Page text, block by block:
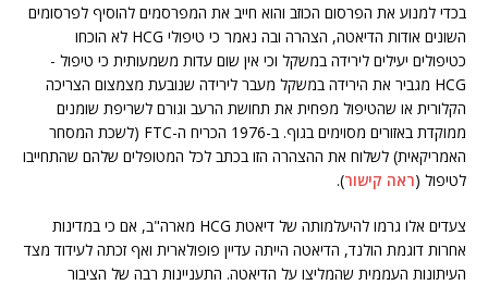
בכדי למנוע את הפרסום הכוזב והוא חייב את המפרסמים להוסיף לפרסומים
השונים אודות הדיאטה, הצהרה ובה נאמר כי טיפולי HCG לא הוכחו
כטיפולים יעילים לירידה במשקל וכי אין שום עדות משמעותית כי טיפול -
HCG מגביר את הירידה במשקל מעבר לירידה שנובעת מצמצום הצריכה
הקלורית או שהטיפול מפחית את תחושת הרעב וגורם לשריפת שומנים
ממוקדת באזורים מסוימים בגוף. ב-1976 הכריח ה-FTC (לשכת המסחר
האמריקאית) לשלוח את ההצהרה הזו בכתב לכל המטופלים שלהם שהתחייבו
לטיפול (ראה קישור).
צעדים אלו גרמו להיעלמותה של דיאטת HCG מארה"ב, אם כי במדינות
אחרות דוגמת הולנד, הדיאטה הייתה עדיין פופולארית ואף זכתה לעידוד מצד
העיתונות העממית שהמליצו על הדיאטה. התעניינות רבה של הציבור